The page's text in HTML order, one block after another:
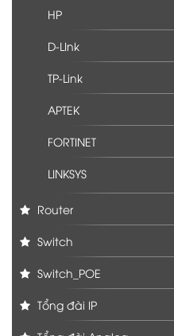
HP
D-LInk
TP-Link
APTEK
FORTINET
LINKSYS
Router
Switch
Switch_POE
Tổng đài IP